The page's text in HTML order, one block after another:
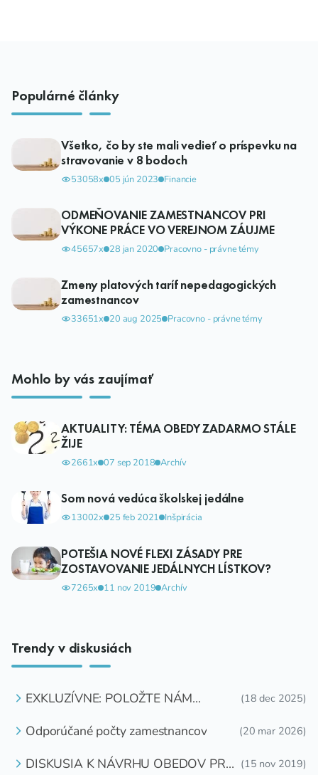
Populárné články
Všetko, čo by ste mali vedieť o príspevku na
stravovanie v 8 bodoch
53058x 05 jún 2023 Financie
ODMEŇOVANIE ZAMESTNANCOV PRI
VÝKONE PRÁCE VO VEREJNOM ZÁUJME
45657x 28 jan 2020 Pracovno - právne témy
Zmeny platových taríf nepedagogických
zamestnancov
33651x 20 aug 2025 Pracovno - právne témy
Mohlo by vás zaujímať
AKTUALITY: TÉMA OBEDY ZADARMO STÁLE
ŽIJE
2661x 07 sep 2018 Archív
Som nová vedúca školskej jedálne
13002x 25 feb 2021 Inšpirácia
POTEŠIA NOVÉ FLEXI ZÁSADY PRE
ZOSTAVOVANIE JEDÁLNYCH LÍSTKOV?
7265x 11 nov 2019 Archív
Trendy v diskusiách
EXKLUZÍVNE: POLOŽTE NÁM
(18 dec 2025)
Odporúčané počty zamestnancov (20 mar 2026)
DISKUSIA K NÁVRHU OBEDOV PRE
(15 nov 2019)